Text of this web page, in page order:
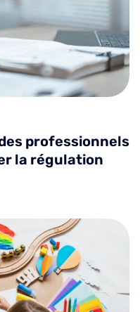
professionnels
la régulation